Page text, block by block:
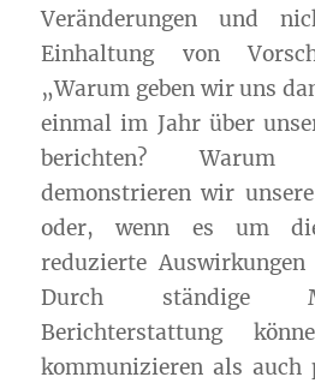
Veränderungen und
Einhaltung von
„Warum geben wir uns
einmal im Jahr über
berichten?
demonstrieren wir
oder, wenn es um
reduzierte
Durch ständige
Berichterstattung
kommunizieren als auch